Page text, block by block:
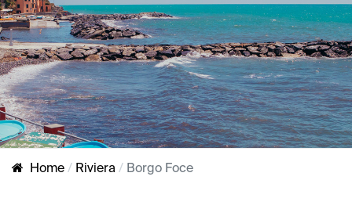
Home Riviera Borgo Foce